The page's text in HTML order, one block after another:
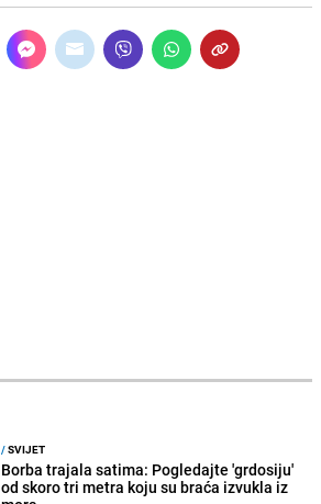
/SVIJET
Borba trajala satima: Pogledajte 'grdosiju'
od skoro tri metra koju su braća izvukla iz